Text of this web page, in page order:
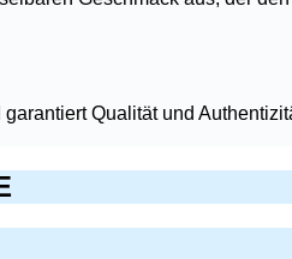
Qualität und